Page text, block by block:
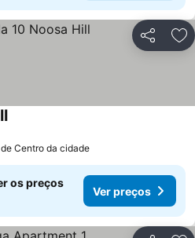
Partilhar
Centro da cidade
os preços
Ver preços